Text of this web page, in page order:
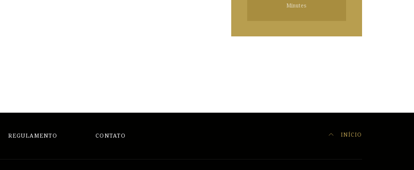
Minutes
REGULAMENTO CONTATO INÍCIO